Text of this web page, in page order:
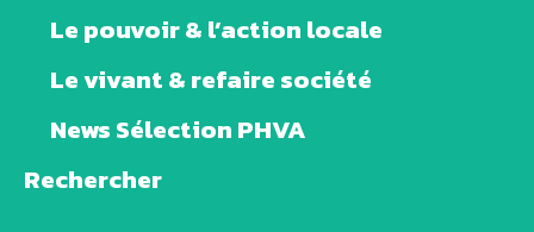
Le pouvoir & l’action locale
Le vivant & refaire société
News Sélection PHVA
Rechercher